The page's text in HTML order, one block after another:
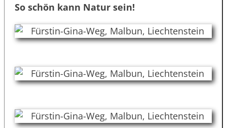
So schön kann Natur sein!